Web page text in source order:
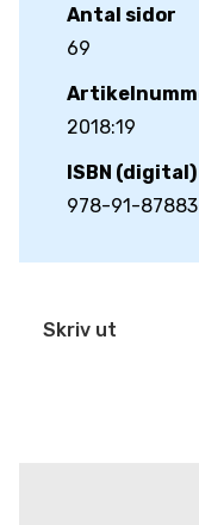
Antal sidor
69
2018:19
ISBN (digital)
978-91-
Skriv ut